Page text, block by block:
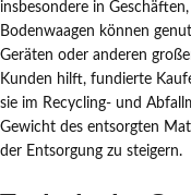
insbesondere in
Bodenwaagen können
Geräten oder anderen
Kunden hilft, fundierte
sie im Recycling- und
Gewicht des entsorgten
der Entsorgung zu steigern.